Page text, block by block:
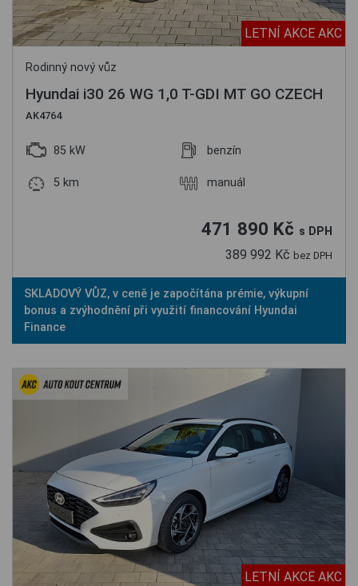
LETNÍ AKCE AKC
Rodinný nový vůz
Hyundai i30 26 WG 1,0 T-GDI MT GO CZECH
AK4764
85 kW benzín
5 km manuál
471 890 Kč s DPH
389 992 Kč bez DPH
SKLADOVÝ VŮZ, v ceně je započítána prémie, výkupní
bonus a zvýhodnění při využití financování Hyundai
Finance
LETNÍ AKCE AKC